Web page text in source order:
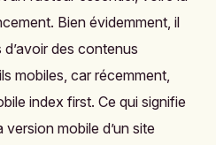
Bien évidemment, il
des contenus
mobiles, car récemment,
index first. Ce qui signifie
version mobile d’un site